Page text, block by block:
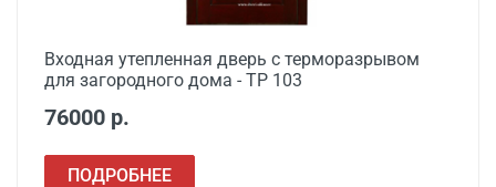
Входная утепленная дверь с терморазрывом
для загородного дома - ТР 103
76000 р.
ПОДРОБНЕЕ